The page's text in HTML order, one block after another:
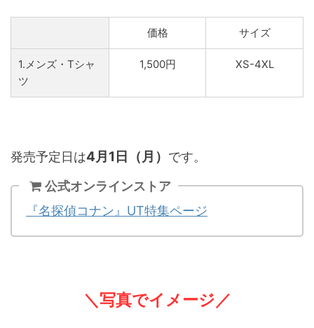
価格 サイズ
1.メンズ・Tシャ
ツ
1,500円 XS-4XL
発売予定日は4月1日（月） です。
公式オンラインストア
『名探偵コナン』UT特集ページ
＼写真でイメージ／